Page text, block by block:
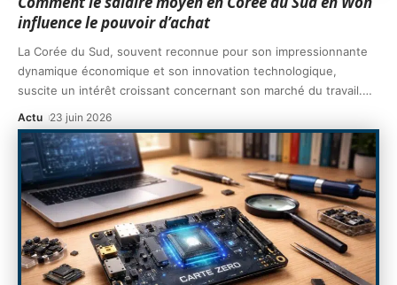
influence le pouvoir d’achat
La Corée du Sud, souvent reconnue pour son impressionnante
dynamique économique et son innovation technologique,
suscite un intérêt croissant concernant son marché du travail.…
Actu 23 juin 2026